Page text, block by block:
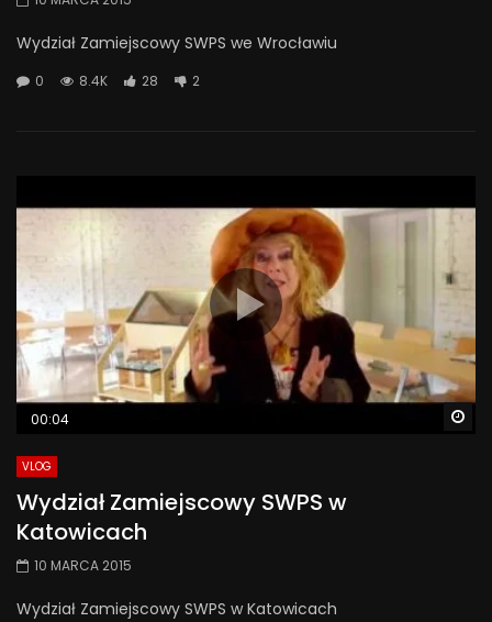
Wydział Zamiejscowy SWPS we Wrocławiu
0 8.4K 28 2
00:04
VLOG
Wydział Zamiejscowy SWPS w
Katowicach
10 MARCA 2015
Wydział Zamiejscowy SWPS w Katowicach